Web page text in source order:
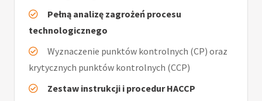
Pełną analizę zagrożeń procesu
technologicznego
Wyznaczenie punktów kontrolnych (CP) oraz
krytycznych punktów kontrolnych (CCP)
Zestaw instrukcji i procedur HACCP